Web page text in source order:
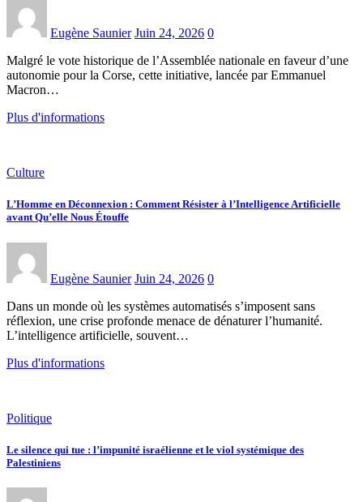
Eugène Saunier Juin 24, 2026 0
Malgré le vote historique de l’Assemblée nationale en faveur d’une
autonomie pour la Corse, cette initiative, lancée par Emmanuel
Macron…
Plus d'informations
Culture
L’Homme en Déconnexion : Comment Résister à l’Intelligence Artificielle
avant Qu’elle Nous Étouffe
Eugène Saunier Juin 24, 2026 0
Dans un monde où les systèmes automatisés s’imposent sans
réflexion, une crise profonde menace de dénaturer l’humanité.
L’intelligence artificielle, souvent…
Plus d'informations
Politique
Le silence qui tue : l’impunité israélienne et le viol systémique des
Palestiniens